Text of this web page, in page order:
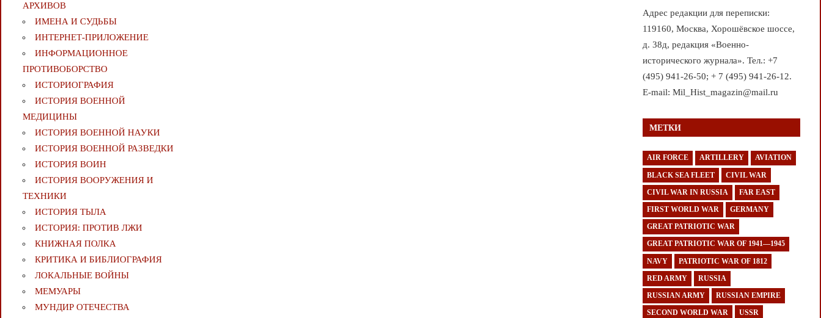
АРХИВОВ
ИМЕНА И СУДЬБЫ
ИНТЕРНЕТ-ПРИЛОЖЕНИЕ
ИНФОРМАЦИОННОЕ
ПРОТИВОБОРСТВО
ИСТОРИОГРАФИЯ
ИСТОРИЯ ВОЕННОЙ
МЕДИЦИНЫ
ИСТОРИЯ ВОЕННОЙ НАУКИ
ИСТОРИЯ ВОЕННОЙ РАЗВЕДКИ
ИСТОРИЯ ВОИН
ИСТОРИЯ ВООРУЖЕНИЯ И
ТЕХНИКИ
ИСТОРИЯ ТЫЛА
ИСТОРИЯ: ПРОТИВ ЛЖИ
КНИЖНАЯ ПОЛКА
КРИТИКА И БИБЛИОГРАФИЯ
ЛОКАЛЬНЫЕ ВОЙНЫ
МЕМУАРЫ
МУНДИР ОТЕЧЕСТВА
Адрес редакции для переписки:
119160, Москва, Хорошёвское шоссе,
д. 38д, редакция «Военно-
исторического журнала». Тел.: +7
(495) 941-26-50; + 7 (495) 941-26-12.
E-mail: Mil_Hist_magazin@mail.ru
МЕТКИ
AIR FORCE ARTILLERY AVIATION
BLACK SEA FLEET CIVIL WAR
CIVIL WAR IN RUSSIA FAR EAST
FIRST WORLD WAR GERMANY
GREAT PATRIOTIC WAR
GREAT PATRIOTIC WAR OF 1941—1945
NAVY PATRIOTIC WAR OF 1812
RED ARMY RUSSIA
RUSSIAN ARMY RUSSIAN EMPIRE
SECOND WORLD WAR USSR